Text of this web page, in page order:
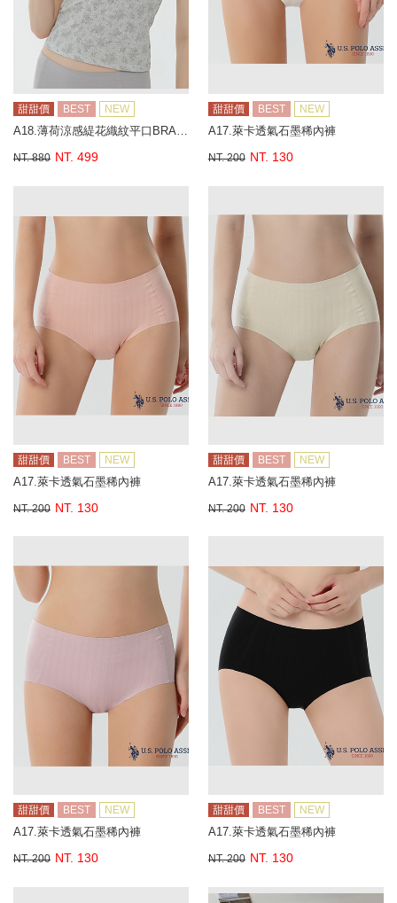
甜甜價 BEST NEW
A18.薄荷涼感緹花織紋平口BRA背心
NT. 880 NT. 499
甜甜價 BEST NEW
A17.萊卡透氣石墨稀內褲
NT. 200 NT. 130
甜甜價 BEST NEW
A17.萊卡透氣石墨稀內褲
NT. 200 NT. 130
甜甜價 BEST NEW
A17.萊卡透氣石墨稀內褲
NT. 200 NT. 130
甜甜價 BEST NEW
A17.萊卡透氣石墨稀內褲
NT. 200 NT. 130
甜甜價 BEST NEW
A17.萊卡透氣石墨稀內褲
NT. 200 NT. 130